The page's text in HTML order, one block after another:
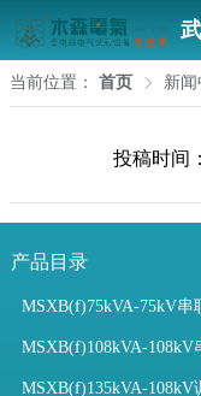
当前位置： 首页 新
投稿时间
产品目录
MSXB(f)75kVA-75kV串联谐振装
MSXB(f)108kVA-108kV串联谐振试验
MSXB(f)135kVA-108kV调频串联谐振试验